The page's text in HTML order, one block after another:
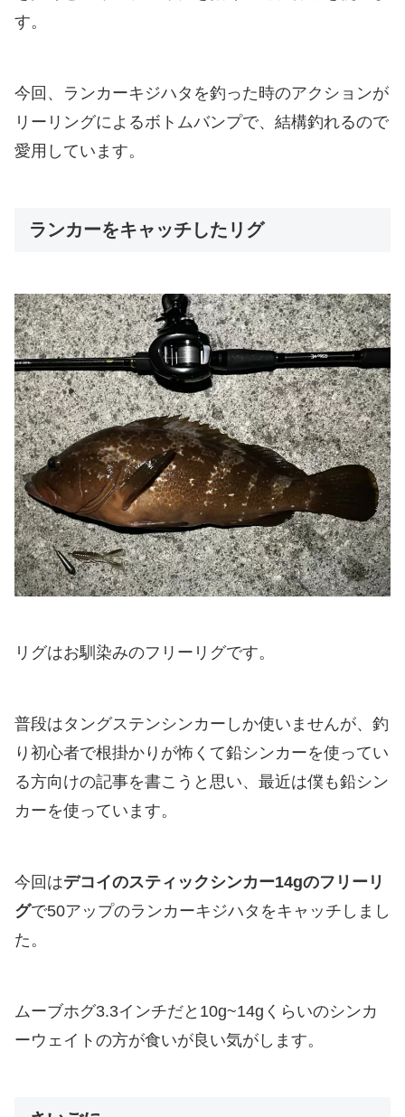
す。
今回、ランカーキジハタを釣った時のアクションが
リーリングによるボトムバンプで、結構釣れるので
愛用しています。
ランカーをキャッチしたリグ
リグはお馴染みのフリーリグです。
普段はタングステンシンカーしか使いませんが、釣
り初心者で根掛かりが怖くて鉛シンカーを使ってい
る方向けの記事を書こうと思い、最近は僕も鉛シン
カーを使っています。
今回はデコイのスティックシンカー14gのフリーリ
グで50アップのランカーキジハタをキャッチしまし
た。
ムーブホグ3.3インチだと10g~14gくらいのシンカ
ーウェイトの方が食いが良い気がします。